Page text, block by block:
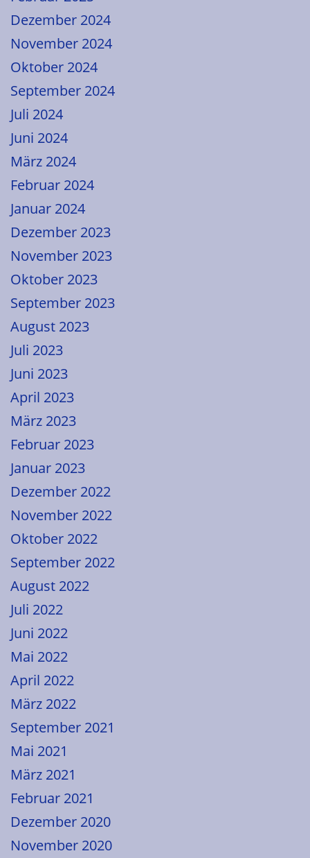
Dezember 2024
November 2024
Oktober 2024
September 2024
Juli 2024
Juni 2024
März 2024
Februar 2024
Januar 2024
Dezember 2023
November 2023
Oktober 2023
September 2023
August 2023
Juli 2023
Juni 2023
April 2023
März 2023
Februar 2023
Januar 2023
Dezember 2022
November 2022
Oktober 2022
September 2022
August 2022
Juli 2022
Juni 2022
Mai 2022
April 2022
März 2022
September 2021
Mai 2021
März 2021
Februar 2021
Dezember 2020
November 2020